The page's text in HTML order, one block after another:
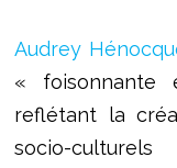
Audrey
« foisonnante
reflétant la
socio-